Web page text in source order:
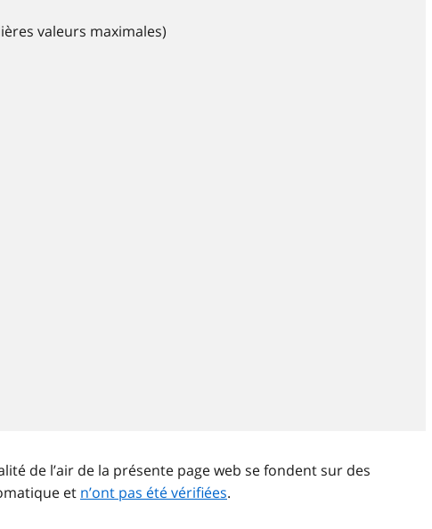
valeurs maximales)
de l’air de la présente page web se fondent sur des
et n’ont pas été vérifiées.